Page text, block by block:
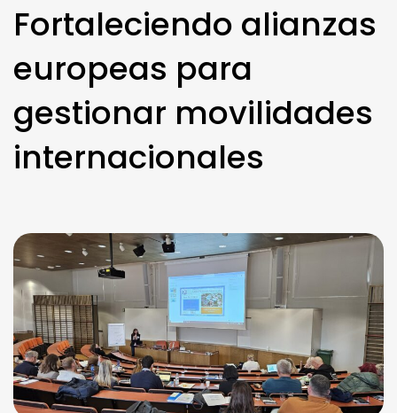
Fortaleciendo alianzas
europeas para
gestionar movilidades
internacionales